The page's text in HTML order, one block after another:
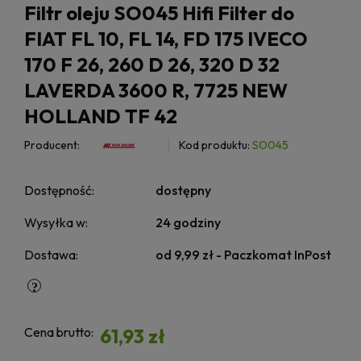
Filtr oleju SO045 Hifi Filter do
FIAT FL 10, FL 14, FD 175 IVECO
170 F 26, 260 D 26, 320 D 32
LAVERDA 3600 R, 7725 NEW
HOLLAND TF 42
Producent: Kod produktu: SO045
Dostępność:
dostępny
Wysyłka w:
24 godziny
Dostawa:
od 9,99 zł - Paczkomat InPost
Cena brutto: 61,93 zł